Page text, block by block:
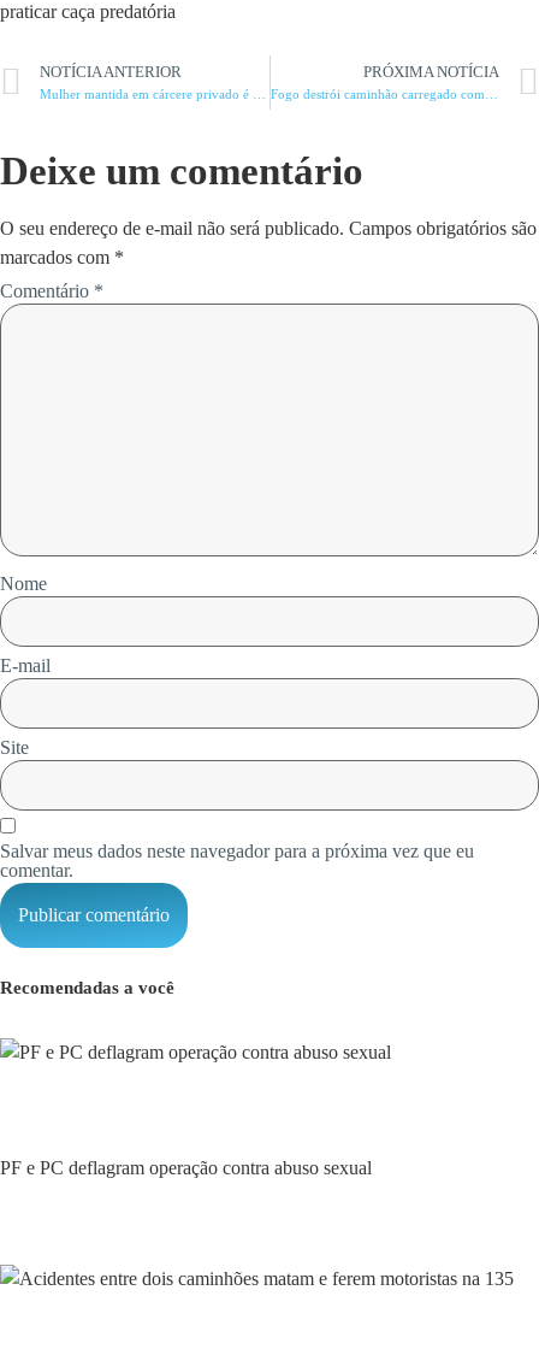
praticar caça predatória
NOTÍCIA ANTERIOR PRÓXIMA NOTÍCIA
Deixe um comentário
O seu endereço de e-mail não será publicado. Campos obrigatórios são
marcados com *
Comentário *
Nome
E-mail
Site
Salvar meus dados neste navegador para a próxima vez que eu
comentar.
Recomendadas a você
PF e PC deflagram operação contra abuso sexual